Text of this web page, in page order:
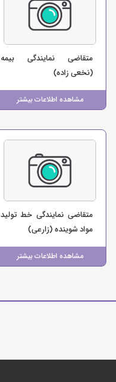
مشاهده اطلاعات بیشتر
متقاضی نمایندگی بیمه
(نخعی زاده)
مشاهده اطلاعات بیشتر
متقاضی نمایندگی خط تولید
مواد شوینده (زارعی)